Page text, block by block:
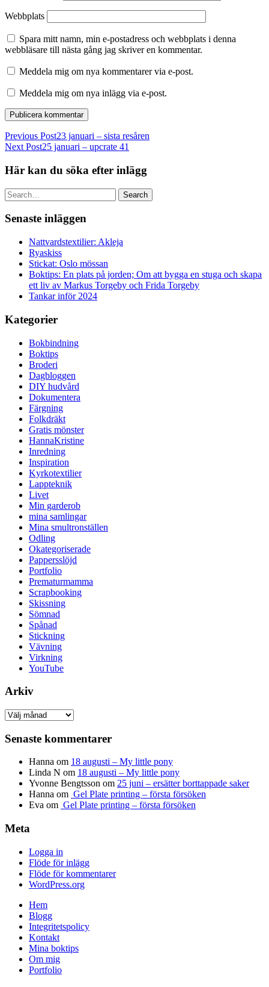
Webbplats
Spara mitt namn, min e-postadress och webbplats i denna
webbläsare till nästa gång jag skriver en kommentar.
Meddela mig om nya kommentarer via e-post.
Meddela mig om nya inlägg via e-post.
Previous Post23 januari – sista resåren
Next Post25 januari – upcrate 41
Här kan du söka efter inlägg
Search
Senaste inläggen
Nattvardstextilier: Akleja
Ryaskiss
Stickat: Oslo mössan
Boktips: En plats på jorden; Om att bygga en stuga och skapa
ett liv av Markus Torgeby och Frida Torgeby
Tankar inför 2024
Kategorier
Bokbindning
Boktips
Broderi
Dagbloggen
DIY hudvård
Dokumentera
Färgning
Folkdräkt
Gratis mönster
HannaKristine
Inredning
Inspiration
Kyrkotextilier
Lappteknik
Livet
Min garderob
mina samlingar
Mina smultronställen
Odling
Okategoriserade
Pappersslöjd
Portfolio
Prematurmamma
Scrapbooking
Skissning
Sömnad
Spånad
Stickning
Vävning
Virkning
YouTube
Arkiv
Arkiv
Senaste kommentarer
Hanna om 18 augusti – My little pony
Linda N om 18 augusti – My little pony
Yvonne Bengtsson om 25 juni – ersätter borttappade saker
Hanna om Gel Plate printing – första försöken
Eva om Gel Plate printing – första försöken
Meta
Logga in
Flöde för inlägg
Flöde för kommentarer
WordPress.org
Hem
Blogg
Integritetspolicy
Kontakt
Mina boktips
Om mig
Portfolio